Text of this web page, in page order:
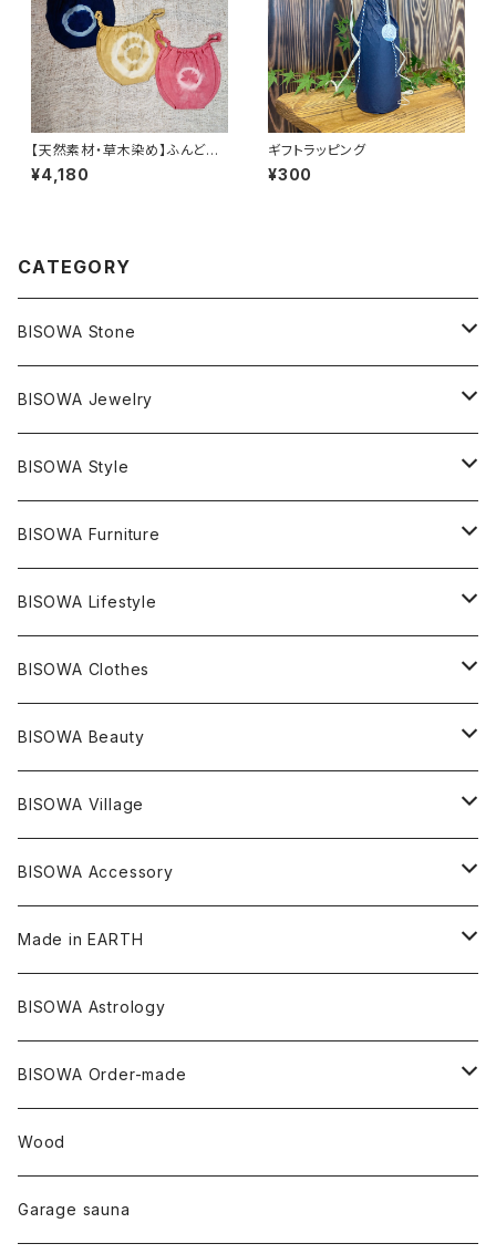
【天然素材・草木染め】ふんどし
パンツ ヘンプコットン
¥4,180
ギフトラッピング
¥300
CATEGORY
BISOWA Stone
マスタークリスタル / 水晶
エレスチャル
ライトニング
ツインソウル
メタモルフォーゼス
クォーツインクォーツ
石の種類別
アメジスト
アクアマリン
デュモルチェライト
タンザナイト
ムーンストーン
産地別
ヒマラヤ
ブラジル
中国
アメリカ
BISOWA Jewelry
ネックレス／ペンダント
宇佐美聖子
絹麻 ~kenma~
ピアス
宇佐美聖子
Others
ブレスレット
宇佐美聖子
Others
リング
サンキャッチャー
ヘアアクセサリー
イヤリング
キーホルダー
BISOWA Style
ONE PIECE
ヘンプ
オーガニックコットン
PANTS
ヘンプ
オーガニックコットン
T-SHIRT
オーガニックコットン
ヘンプコットン
leggings
ヘンプ
オーガニックコットン
Others
ヘンプ
オーガニックコットン
Underwear
BISOWA Furniture
のるすく
BISOWA Lifestyle
Music
宇佐美聖子
Niceness Music
浄化アイテム
Cosmic Hemp 麻炭
セージ
オラクルカード
キャンドル
HAZE 和蝋燭
縁キャンドル
陶器
大蝶恵美子
Tomoko Uemura Art 麻炭陶器
Cosmic hemp
YUGEN GLASS
others
foods
BISOWA Clothes
麻
絹
Others
オーガニックコットン
バンブー
オーガニックフリース
BISOWA Beauty
ヘンプオイル
BISOWA Village
Bisowa Club Room
BISOWA Accessory
ヘアゴム
宇佐美聖子
Made in EARTH
Misakubo Japan
碧-AOI-の松葉天然酵母パン
Uwajima Japan
BISOWA Astrology
BISOWA Order-made
∞Seiko Usami∞
Wood
Garage sauna